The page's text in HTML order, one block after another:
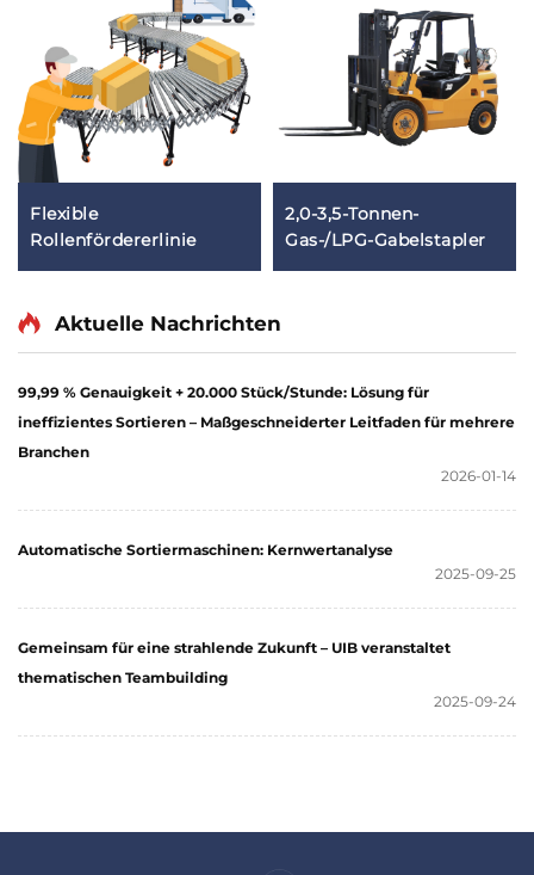
Flexible
Rollenfördererlinie
2,0-3,5-Tonnen-
Gas-/LPG-Gabelstapler
Aktuelle Nachrichten
99,99 % Genauigkeit + 20.000 Stück/Stunde: Lösung für
ineffizientes Sortieren – Maßgeschneiderter Leitfaden für mehrere
Branchen
2026-01-14
Automatische Sortiermaschinen: Kernwertanalyse
2025-09-25
Gemeinsam für eine strahlende Zukunft – UIB veranstaltet
thematischen Teambuilding
2025-09-24